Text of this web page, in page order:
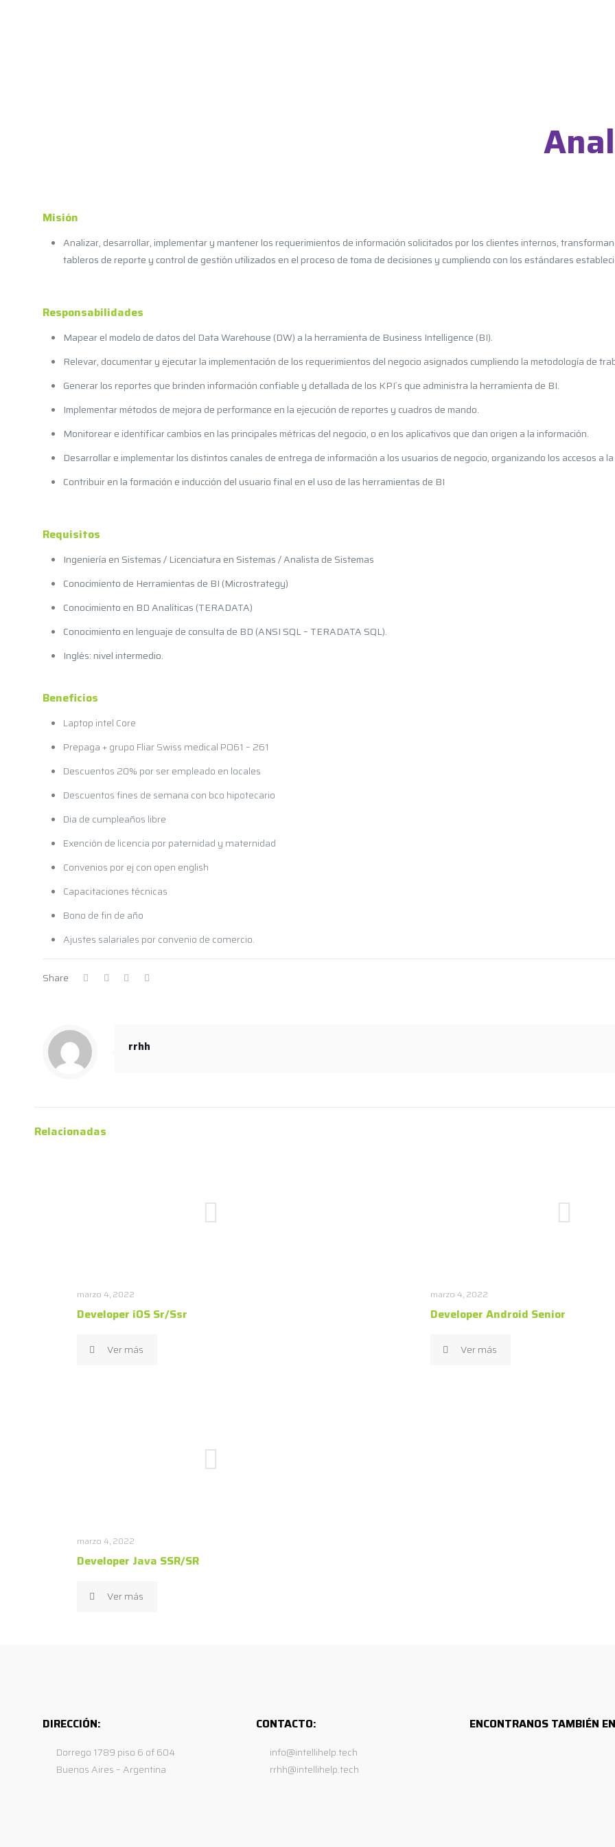
Misión
Analizar, desarrollar, implementar y mantener los requerimientos de información solicitados por los clientes internos,
tableros de reporte y control de gestión utilizados en el proceso de toma de decisiones y cumpliendo con los estándares
Responsabilidades
Mapear el modelo de datos del Data Warehouse (DW) a la herramienta de Business Intelligence (BI).
Relevar, documentar y ejecutar la implementación de los requerimientos del negocio asignados cumpliendo la metodología de
Generar los reportes que brinden información confiable y detallada de los KPI´s que administra la herramienta de BI.
Implementar métodos de mejora de performance en la ejecución de reportes y cuadros de mando.
Monitorear e identificar cambios en las principales métricas del negocio, o en los aplicativos que dan origen a la información.
Desarrollar e implementar los distintos canales de entrega de información a los usuarios de negocio, organizando los accesos
Contribuir en la formación e inducción del usuario final en el uso de las herramientas de BI
Requisitos
Ingeniería en Sistemas / Licenciatura en Sistemas / Analista de Sistemas
Conocimiento de Herramientas de BI (Microstrategy)
Conocimiento en BD Analíticas (TERADATA)
Conocimiento en lenguaje de consulta de BD (ANSI SQL – TERADATA SQL).
Inglés: nivel intermedio.
Beneficios
Laptop intel Core
Prepaga + grupo Fliar Swiss medical PO61 – 261
Descuentos 20% por ser empleado en locales
Descuentos fines de semana con bco hipotecario
Dia de cumpleaños libre
Exención de licencia por paternidad y maternidad
Convenios por ej con open english
Capacitaciones técnicas
Bono de fin de año
Ajustes salariales por convenio de comercio.
Share
rrhh
Relacionadas
marzo 4, 2022
Developer iOS Sr/Ssr
Ver más
marzo 4, 2022
Developer Android Senior
Ver más
marzo 4, 2022
Developer Java SSR/SR
Ver más
DIRECCIÓN:
Dorrego 1789 piso 6 of 604
Buenos Aires – Argentina
CONTACTO:
info@intellihelp.tech
rrhh@intellihelp.tech
ENCONTRANOS TAMBIÉN